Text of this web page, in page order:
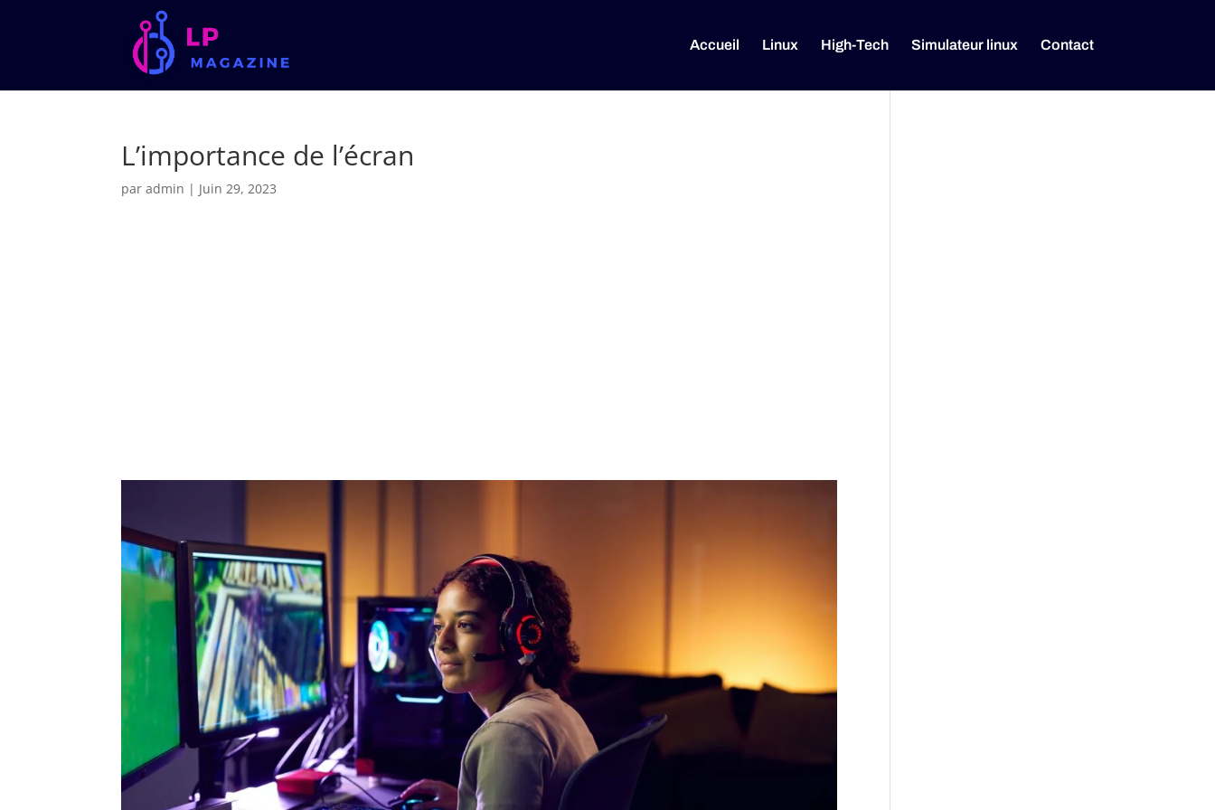
Accueil Linux High-Tech Simulateur linux Contact
L’importance de l’écran
paradmin | Juin 29, 2023